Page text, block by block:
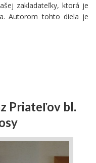
zakladateľky, ktorá je
Autorom tohto diela je
Priateľov bl.